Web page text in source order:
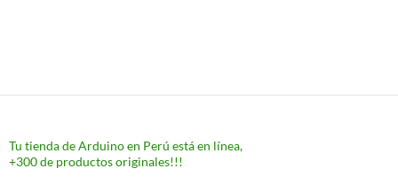
Tu tienda de Arduino en Perú está en línea,
+300 de productos originales!!!